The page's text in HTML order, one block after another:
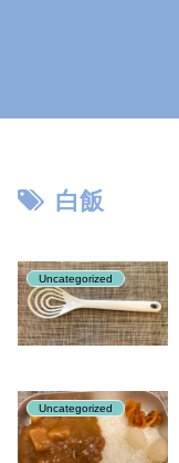
白飯
Uncategorized
Uncategorized